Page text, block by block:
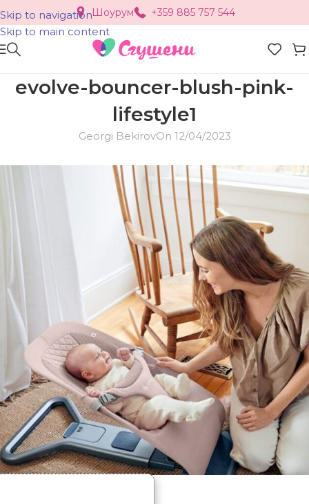
Skip to navigation
Skip to main content
Шоурум +359 885 757 544
evolve-bouncer-blush-pink-
lifestyle1
Georgi BekirovOn 12/04/2023